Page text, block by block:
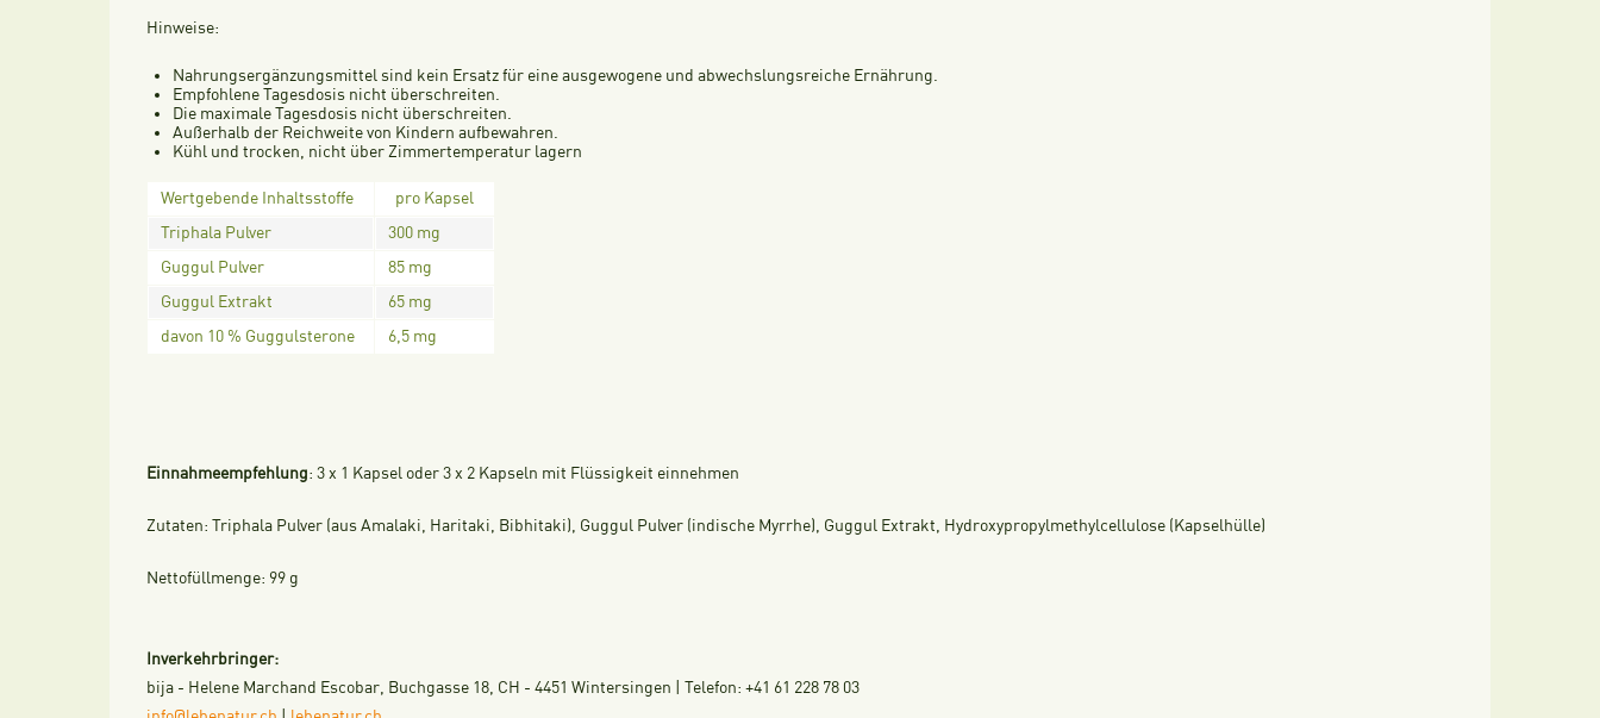
Hinweise:
Nahrungsergänzungsmittel sind kein Ersatz für eine ausgewogene und abwechslungsreiche Ernährung.
Empfohlene Tagesdosis nicht überschreiten.
Die maximale Tagesdosis nicht überschreiten.
Außerhalb der Reichweite von Kindern aufbewahren.
Kühl und trocken, nicht über Zimmertemperatur lagern
Wertgebende Inhaltsstoffe
pro Kapsel
Triphala Pulver
300 mg
Guggul Pulver
85 mg
Guggul Extrakt
65 mg
davon 10 % Guggulsterone
6,5 mg
Einnahmeempfehlung: 3 x 1 Kapsel oder 3 x 2 Kapseln mit Flüssigkeit einnehmen
Zutaten: Triphala Pulver (aus Amalaki, Haritaki, Bibhitaki), Guggul Pulver (indische Myrrhe), Guggul Extrakt, Hydroxypropylmethylcellulose (Kapselhülle)
Nettofüllmenge: 99 g
Inverkehrbringer:
bija - Helene Marchand Escobar, Buchgasse 18, CH - 4451 Wintersingen | Telefon: +41 61 228 78 03